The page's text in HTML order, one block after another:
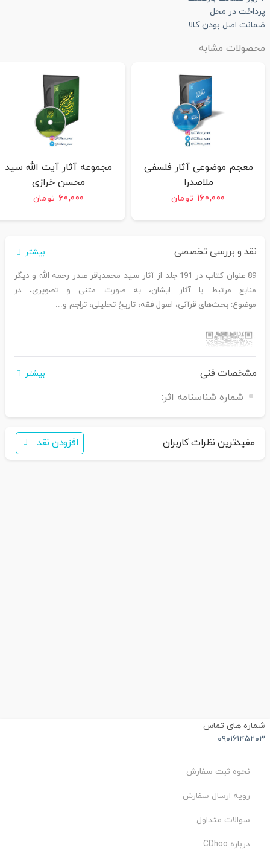
پرداخت در محل
ضمانت اصل بودن کالا
محصولات مشابه
معجم موضوعی آثار فلسفی
ملاصدرا
۱۶۰,۰۰۰ تومان
مجموعه آثار آیت الله سید
محسن خرازی
۶۰,۰۰۰ تومان
نقد و بررسی تخصصی بیشتر
89 عنوان کتاب در 191 جلد از آثار سید محمدباقر صدر رحمه الله و دیگر
منابع مرتبط با آثار ایشان، به صورت متنی و تصویری، در
موضوع: بحث‌های قرآنی، اصول فقه، تاریخ تحلیلی، تراجم و...
فقط کافی است نام محصولرا به سامانه
مشخصات فنی بیشتر
شماره شناسنامه اثر:
مفیدترین نظرات کاربران افزودن نقد
شماره های تماس
۰۹۰۱۶۱۴۵۲۰۳
نحوه ثبت سفارش
رویه ارسال سفارش
سوالات متداول
درباره CDhoo